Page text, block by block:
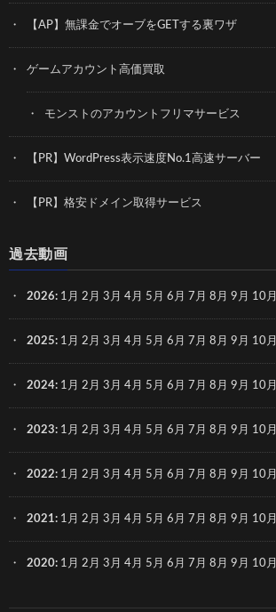
【AP】無課金でオーブをGETする裏ワザ
ゲームアカウント高価買取
モンストのアカウントフリマサービス
【PR】WordPress表示速度No.1高速サーバー
【PR】格安ドメイン取得サービス
過去動画
2026: 1月 2月 3月 4月 5月 6月 7月 8月 9月 10月
2025: 1月 2月 3月 4月 5月 6月 7月 8月 9月 10月
2024: 1月 2月 3月 4月 5月 6月 7月 8月 9月 10月
2023: 1月 2月 3月 4月 5月 6月 7月 8月 9月 10月
2022: 1月 2月 3月 4月 5月 6月 7月 8月 9月 10月
2021: 1月 2月 3月 4月 5月 6月 7月 8月 9月 10月
2020: 1月 2月 3月 4月 5月 6月 7月 8月 9月 10月